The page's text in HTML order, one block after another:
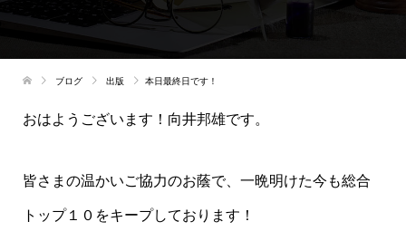
ブログ 出版 本日最終日です！
おはようございます！向井邦雄です。
皆さまの温かいご協力のお蔭で、一晩明けた今も総合
トップ１０をキープしております！